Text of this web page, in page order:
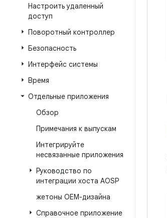
Настроить удаленный
доступ
Поворотный контроллер
Безопасность
Интерфейс системы
Время
Отдельные приложения
Обзор
Примечания к выпускам
Интегрируйте
несвязанные приложения
Руководство по
интеграции хоста AOSP
жетоны OEM-дизайна
Справочное приложение